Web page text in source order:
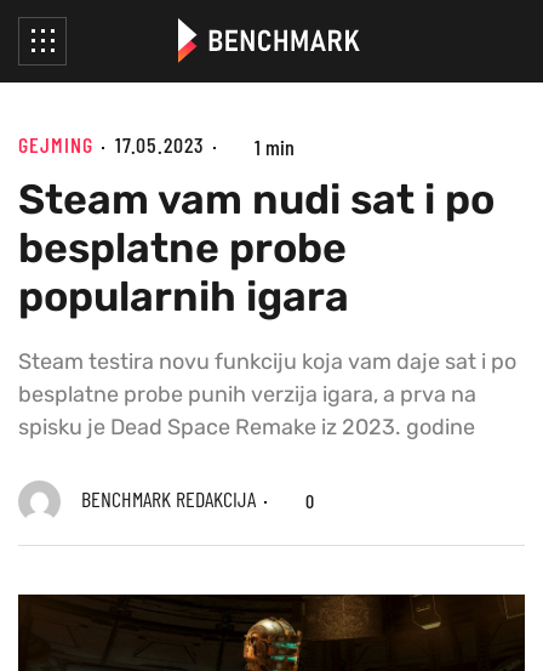
GEJMING 17.05.2023 1 min
Steam vam nudi sat i po
besplatne probe
popularnih igara
Steam testira novu funkciju koja vam daje sat i po
besplatne probe punih verzija igara, a prva na
spisku je Dead Space Remake iz 2023. godine
BENCHMARK REDAKCIJA 0